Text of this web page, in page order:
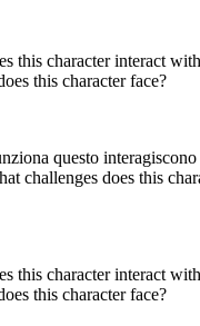
this character interact with
this character face?
questo interagiscono
challenges does this
this character interact with
this character face?